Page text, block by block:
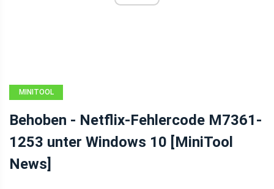
MINITOOL
Behoben - Netflix-Fehlercode M7361-
1253 unter Windows 10 [MiniTool
News]